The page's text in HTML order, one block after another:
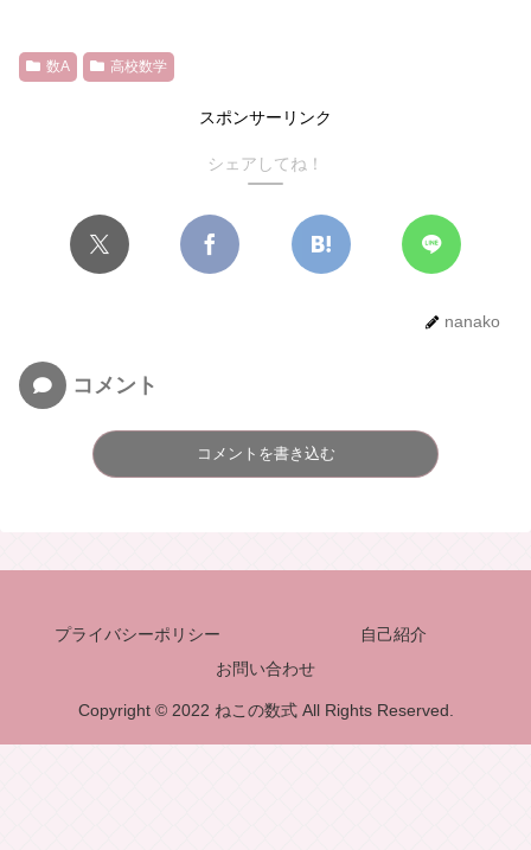
数A 高校数学
スポンサーリンク
シェアしてね！
nanako
コメント
コメントを書き込む
プライバシーポリシー
自己紹介
お問い合わせ
Copyright © 2022 ねこの数式 All Rights Reserved.